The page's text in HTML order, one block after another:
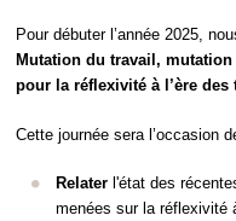
Pour débuter l’année 2025,
Mutation du travail,
pour la réflexivité à l’ère
Cette journée sera l’occasion
Relaterl'état des
menées sur la réflexivité